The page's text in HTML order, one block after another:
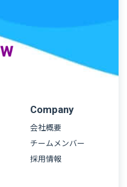
Company
会社概要
チームメンバー
採用情報